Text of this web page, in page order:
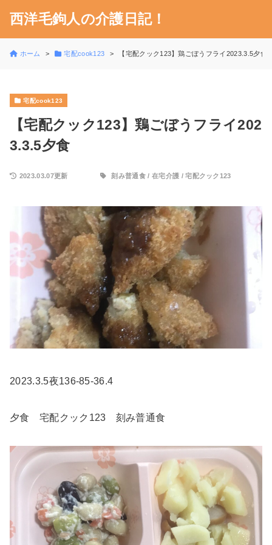
西洋毛鉤人の介護日記！
ホーム 宅配cook123 【宅配クック123】鶏ごぼうフライ2023.3.5夕食
宅配cook123
【宅配クック123】鶏ごぼうフライ202
3.3.5夕食
2023.03.07更新 刻み普通食/ 在宅介護 /宅配クック123
2023.3.5夜136-85-36.4
夕食 宅配クック123 刻み普通食